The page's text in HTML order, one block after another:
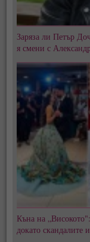
Заряза ли Петър
я смени с
Къна на
докато скандалите